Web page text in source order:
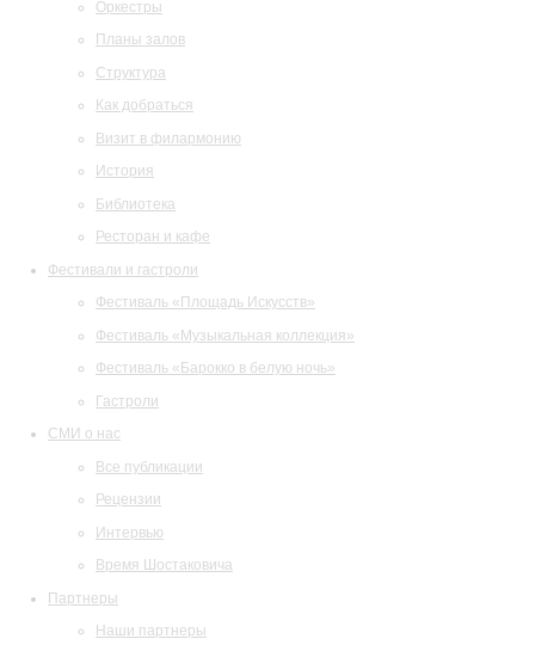
Оркестры
Планы залов
Структура
Как добраться
Визит в филармонию
История
Библиотека
Ресторан и кафе
Фестивали и гастроли
Фестиваль «Площадь Искусств»
Фестиваль «Музыкальная коллекция»
Фестиваль «Барокко в белую ночь»
Гастроли
СМИ о нас
Все публикации
Рецензии
Интервью
Время Шостаковича
Партнеры
Наши партнеры